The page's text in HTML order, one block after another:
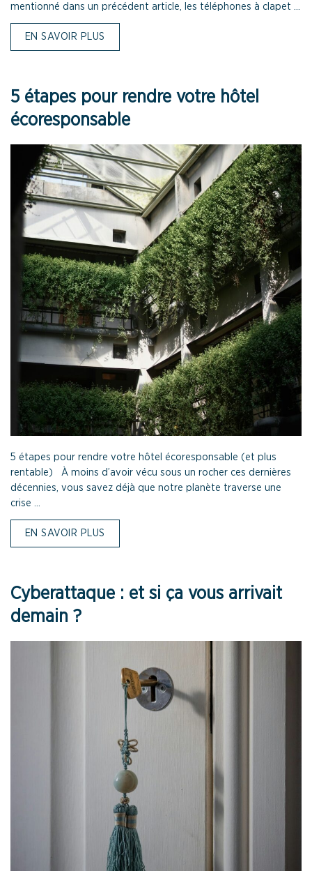
mentionné dans un précédent article, les téléphones à clapet ...
EN SAVOIR PLUS
5 étapes pour rendre votre hôtel
écoresponsable
5 étapes pour rendre votre hôtel écoresponsable (et plus
rentable) À moins d’avoir vécu sous un rocher ces dernières
décennies, vous savez déjà que notre planète traverse une
crise ...
EN SAVOIR PLUS
Cyberattaque : et si ça vous arrivait
demain ?